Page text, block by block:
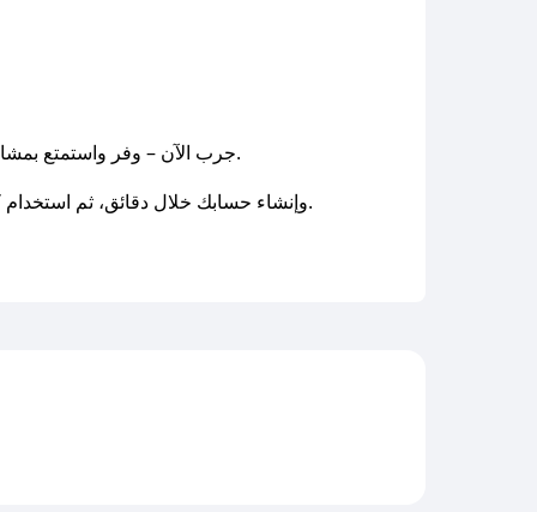
جرب الآن – وفر واستمتع بمشاويرك! كل ما تحتاجه هو تحميل تطبيق صحصح، واختيار الكود المناسب من وصليني لبدء توفير 12% على مشاويرك.
، وإنشاء حسابك خلال دقائق، ثم استخدام كوبونات الخصم الحصرية لتبدأ رحلة التوفير الذكية.